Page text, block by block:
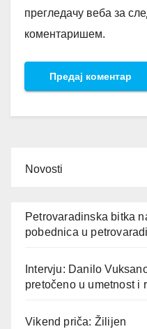
прегледачу веба за
коментаришем.
Novosti
Petrovaradinska bitka
pobednica u
Intervju: Danilo
pretočeno u umetnost i
Vikend priča: Žilijen